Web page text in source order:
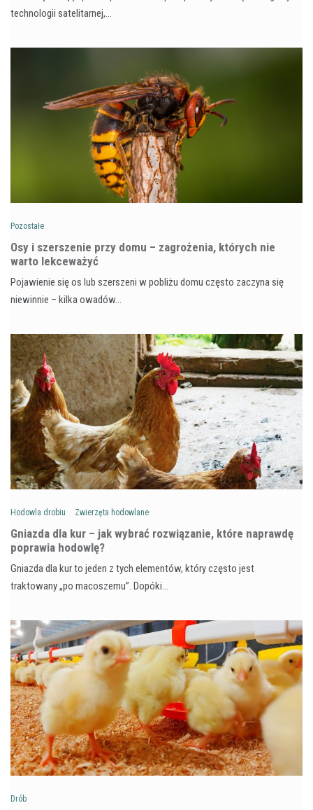
technologii satelitarnej,…
Pozostałe
Osy i szerszenie przy domu – zagrożenia, których nie
warto lekceważyć
Pojawienie się os lub szerszeni w pobliżu domu często zaczyna się
niewinnie – kilka owadów…
Hodowla drobiu Zwierzęta hodowlane
Gniazda dla kur – jak wybrać rozwiązanie, które naprawdę
poprawia hodowlę?
Gniazda dla kur to jeden z tych elementów, który często jest
traktowany „po macoszemu”. Dopóki…
Drób